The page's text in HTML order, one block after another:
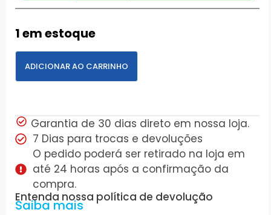
1 em estoque
ADICIONAR AO CARRINHO
Garantia de 30 dias direto em nossa loja.
7 Dias para trocas e devoluções
O pedido poderá ser retirado na loja em
até 24 horas após a confirmação da
compra.
Entenda nossa política de devolução
Saiba mais